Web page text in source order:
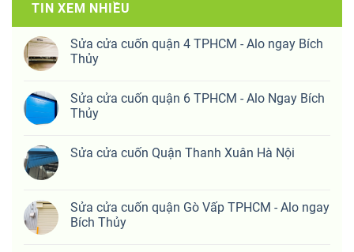
TIN XEM NHIỀU
Sửa cửa cuốn quận 4 TPHCM - Alo ngay Bích
Thủy
Sửa cửa cuốn quận 6 TPHCM - Alo Ngay Bích
Thủy
Sửa cửa cuốn Quận Thanh Xuân Hà Nội
Sửa cửa cuốn quận Gò Vấp TPHCM - Alo ngay
Bích Thủy